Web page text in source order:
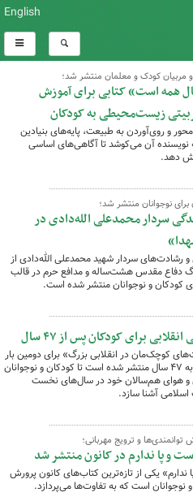
English
و مربیان کودک و معلمان منتشر شد؛
همه است» کتابی برای آموزش
زیست‌محیطی به کودکان
و روی‌آوردن به طبیعت، پایه‌های بنیادین
نویسنده آن می‌کوشد تا آگاهی‌های اساسی
دهد.
برای نوجوانان منتشر شد؛
سردار محمدعلی الله‌دادی در
و رشادت‌های سردار شهید محمدعلی الله‌دادی از
دفاع مقدس هشت‌ساله و مدافع حرم در قالب
کودکان و نوجوانان منتشر شده است.
برای کودکان پس از ۴٧ سال
کوچک‌مان در انقلابی بزرگ» برای دومین بار
پس از نزدیک به ۴٧ سال منتشر شده است تا کودکان و نوجوانان
و هوای هم‌سالان خود در سال‌های نخست
اسلامی آشنا سازد.
توانمندی‌ها و ترویج مهربانی؛
و پا ندارم در کانون منتشر شد
یکی از تازه‌ترین کتاب‌های کانون پرورش
نوجوانان است که به تفاوت‌ها می‌پردازد.